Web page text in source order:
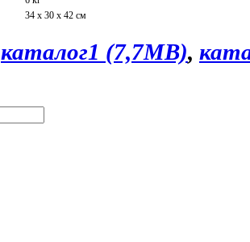
34 x 30 x 42 см
каталог1 (7,7MB),